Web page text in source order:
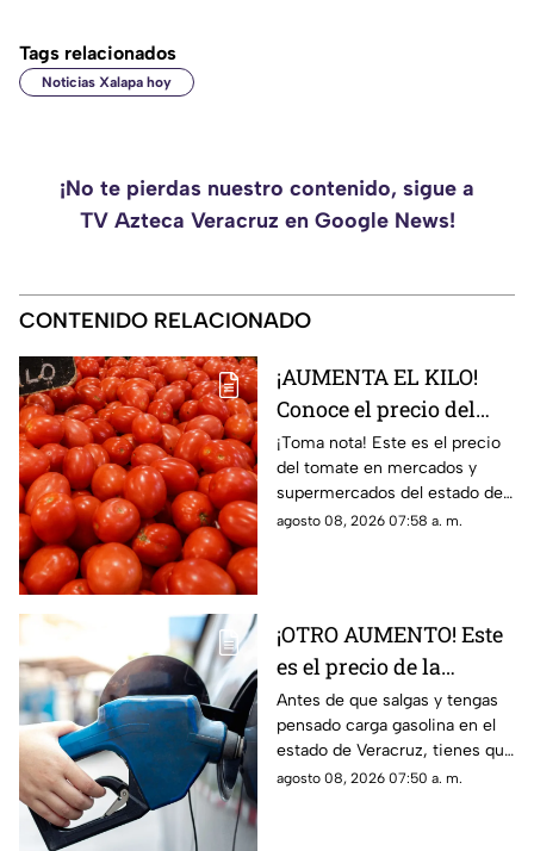
Tags relacionados
Noticias Xalapa hoy
¡No te pierdas nuestro contenido, sigue a
TV Azteca Veracruz en Google News!
CONTENIDO RELACIONADO
¡AUMENTA EL KILO!
Conoce el precio del
tomate hoy 8 de agosto
2026 en Veracruz
¡Toma nota! Este es el precio
del tomate en mercados y
supermercados del estado de
Veracruz hoy sábado 8 de
agosto 08, 2026 07:58 a. m.
¡OTRO AUMENTO! Este
es el precio de la
gasolina en Veracruz
hoy 8 de agosto 2026
Antes de que salgas y tengas
pensado carga gasolina en el
estado de Veracruz, tienes que
saber los precio hoy sábado 8
agosto 08, 2026 07:50 a. m.